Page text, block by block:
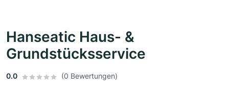
Hanseatic Haus- &
Grundstücksservice
0.0 (0 Bewertungen)